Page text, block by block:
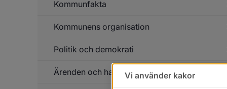
Kommunfakta
Kommunens organisation
Politik och demokrati
Ärenden och handlingarVi använder kakor